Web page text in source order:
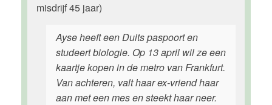
misdrijf 45 jaar)
Ayse heeft een Duits paspoort en
studeert biologie. Op 13 april wil ze een
kaartje kopen in de metro van Frankfurt.
Van achteren, valt haar ex-vriend haar
aan met een mes en steekt haar neer.